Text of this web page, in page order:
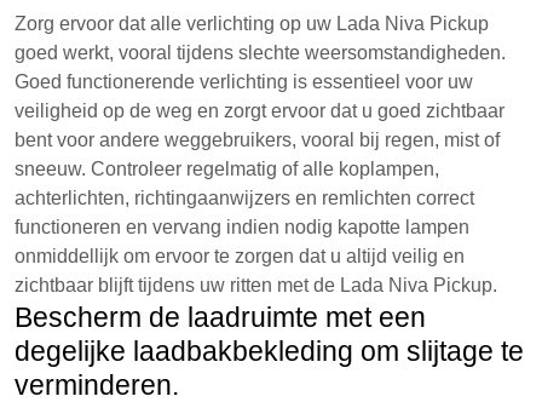
Zorg ervoor dat alle verlichting op uw Lada Niva Pickup
goed werkt, vooral tijdens slechte weersomstandigheden.
Goed functionerende verlichting is essentieel voor uw
veiligheid op de weg en zorgt ervoor dat u goed zichtbaar
bent voor andere weggebruikers, vooral bij regen, mist of
sneeuw. Controleer regelmatig of alle koplampen,
achterlichten, richtingaanwijzers en remlichten correct
functioneren en vervang indien nodig kapotte lampen
onmiddellijk om ervoor te zorgen dat u altijd veilig en
zichtbaar blijft tijdens uw ritten met de Lada Niva Pickup.
Bescherm de laadruimte met een
degelijke laadbakbekleding om slijtage te
verminderen.